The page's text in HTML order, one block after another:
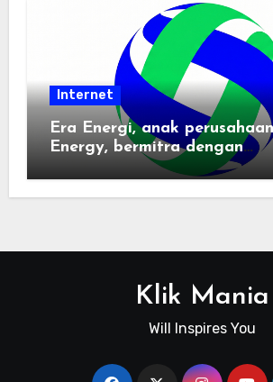
Internet
Era Energi, anak
Energy, bermitra dengan
Zhuochuangtong untuk
transisi energi Indonesia —
Klik Mania
Will Inspires You